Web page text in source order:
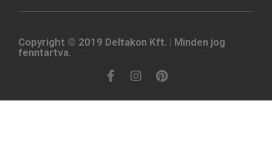
Copyright © 2019 Deltakon Kft. | Minden jog
fenntartva.​